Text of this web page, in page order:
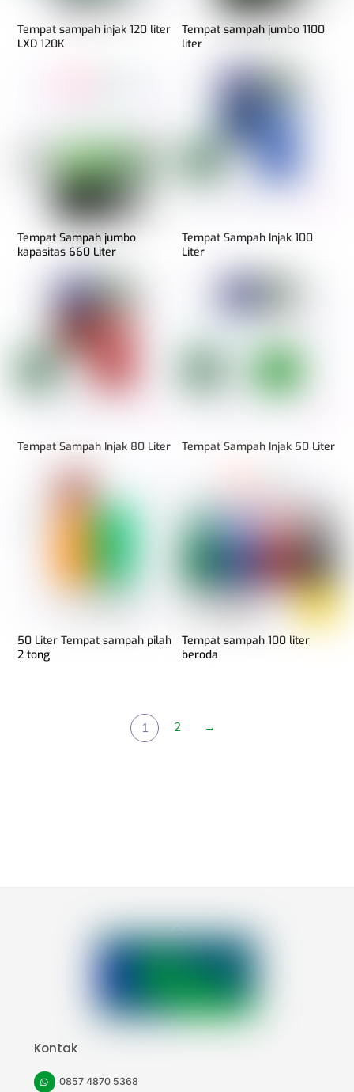
Tempat sampah injak 120 liter
LXD 120K
Tempat sampah jumbo 1100
liter
Tempat Sampah jumbo
kapasitas 660 Liter
Tempat Sampah Injak 100
Liter
Tempat Sampah Injak 80 Liter Tempat Sampah Injak 50 Liter
50 Liter Tempat sampah pilah
2 tong
Tempat sampah 100 liter
beroda
1 2 →
Back
To
Top
Kontak
0857 4870 5368